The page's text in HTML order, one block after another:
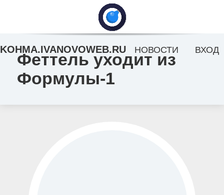
Феттель уходит из
Формулы-1
KOHMA.IVANOVOWEB.RU НОВОСТИ ВХОД